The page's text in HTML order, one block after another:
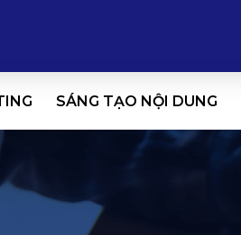
SÁNG TẠO NỘI DUNG